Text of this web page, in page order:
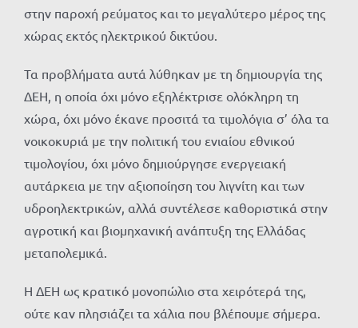
στην παροχή ρεύματος και το μεγαλύτερο μέρος της
χώρας εκτός ηλεκτρικού δικτύου.
Τα προβλήματα αυτά λύθηκαν με τη δημιουργία της
ΔΕΗ, η οποία όχι μόνο εξηλέκτρισε ολόκληρη τη
χώρα, όχι μόνο έκανε προσιτά τα τιμολόγια σ’ όλα τα
νοικοκυριά με την πολιτική του ενιαίου εθνικού
τιμολογίου, όχι μόνο δημιούργησε ενεργειακή
αυτάρκεια με την αξιοποίηση του λιγνίτη και των
υδροηλεκτρικών, αλλά συντέλεσε καθοριστικά στην
αγροτική και βιομηχανική ανάπτυξη της Ελλάδας
μεταπολεμικά.
Η ΔΕΗ ως κρατικό μονοπώλιο στα χειρότερά της,
ούτε καν πλησιάζει τα χάλια που βλέπουμε σήμερα.